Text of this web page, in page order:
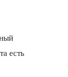
есть